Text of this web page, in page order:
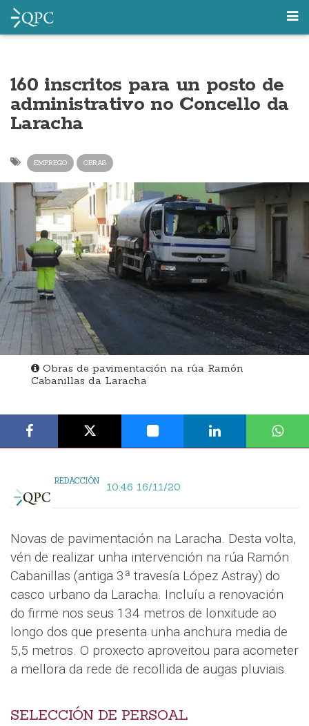
160 inscritos para un posto de
administrativo no Concello da
Laracha
EMPREGO OBRAS
Obras de pavimentación na rúa Ramón
Cabanillas da Laracha
REDACCIÓN 10:46 16/11/20
Novas de pavimentación na Laracha. Desta volta,
vén de realizar unha intervención na rúa Ramón
Cabanillas (antiga 3ª travesía López Astray) do
casco urbano da Laracha. Incluíu a renovación
do firme nos seus 134 metros de lonxitude ao
longo dos que presenta unha anchura media de
5,5 metros. O proxecto aproveitou para acometer
a mellora da rede de recollida de augas pluviais.
SELECCIÓN DE PERSOAL